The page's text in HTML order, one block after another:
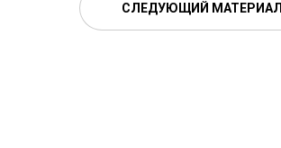
СЛЕДУЮЩИЙ МАТЕРИАЛ